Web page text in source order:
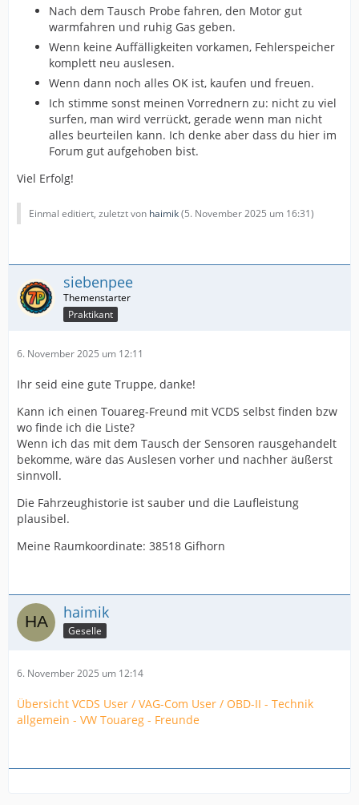
Nach dem Tausch Probe fahren, den Motor gut
warmfahren und ruhig Gas geben.
Wenn keine Auffälligkeiten vorkamen, Fehlerspeicher
komplett neu auslesen.
Wenn dann noch alles OK ist, kaufen und freuen.
Ich stimme sonst meinen Vorrednern zu: nicht zu viel
surfen, man wird verrückt, gerade wenn man nicht
alles beurteilen kann. Ich denke aber dass du hier im
Forum gut aufgehoben bist.
Viel Erfolg!
Einmal editiert, zuletzt von haimik(5. November 2025 um 16:31)
siebenpee
Praktikant
6. November 2025 um 12:11
Ihr seid eine gute Truppe, danke!
Kann ich einen Touareg-Freund mit VCDS selbst finden bzw
wo finde ich die Liste?
Wenn ich das mit dem Tausch der Sensoren rausgehandelt
bekomme, wäre das Auslesen vorher und nachher äußerst
sinnvoll.
Die Fahrzeughistorie ist sauber und die Laufleistung
plausibel.
Meine Raumkoordinate: 38518 Gifhorn
haimik
Geselle
6. November 2025 um 12:14
Übersicht VCDS User / VAG-Com User / OBD-II - Technik
allgemein - VW Touareg - Freunde